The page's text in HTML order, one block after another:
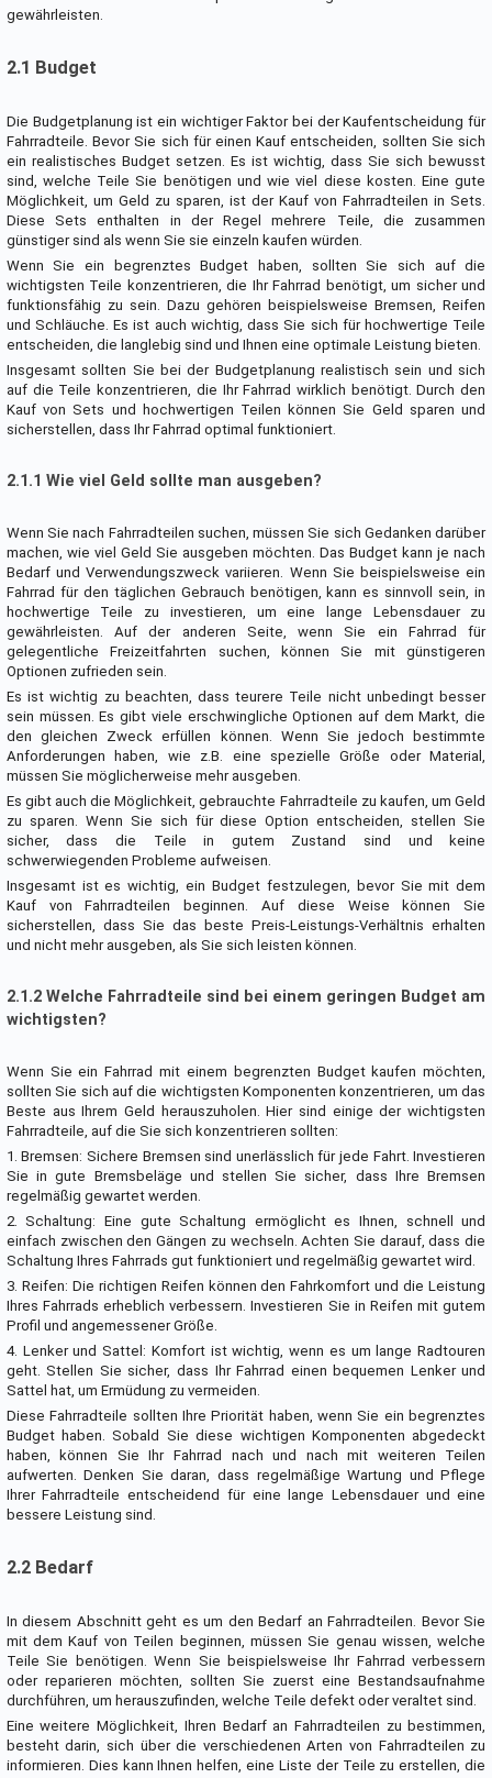
gewährleisten.
2.1 Budget
Die Budgetplanung ist ein wichtiger Faktor bei der Kaufentscheidung für
Fahrradteile. Bevor Sie sich für einen Kauf entscheiden, sollten Sie sich
ein realistisches Budget setzen. Es ist wichtig, dass Sie sich bewusst
sind, welche Teile Sie benötigen und wie viel diese kosten. Eine gute
Möglichkeit, um Geld zu sparen, ist der Kauf von Fahrradteilen in Sets.
Diese Sets enthalten in der Regel mehrere Teile, die zusammen
günstiger sind als wenn Sie sie einzeln kaufen würden.
Wenn Sie ein begrenztes Budget haben, sollten Sie sich auf die
wichtigsten Teile konzentrieren, die Ihr Fahrrad benötigt, um sicher und
funktionsfähig zu sein. Dazu gehören beispielsweise Bremsen, Reifen
und Schläuche. Es ist auch wichtig, dass Sie sich für hochwertige Teile
entscheiden, die langlebig sind und Ihnen eine optimale Leistung bieten.
Insgesamt sollten Sie bei der Budgetplanung realistisch sein und sich
auf die Teile konzentrieren, die Ihr Fahrrad wirklich benötigt. Durch den
Kauf von Sets und hochwertigen Teilen können Sie Geld sparen und
sicherstellen, dass Ihr Fahrrad optimal funktioniert.
2.1.1 Wie viel Geld sollte man ausgeben?
Wenn Sie nach Fahrradteilen suchen, müssen Sie sich Gedanken darüber
machen, wie viel Geld Sie ausgeben möchten. Das Budget kann je nach
Bedarf und Verwendungszweck variieren. Wenn Sie beispielsweise ein
Fahrrad für den täglichen Gebrauch benötigen, kann es sinnvoll sein, in
hochwertige Teile zu investieren, um eine lange Lebensdauer zu
gewährleisten. Auf der anderen Seite, wenn Sie ein Fahrrad für
gelegentliche Freizeitfahrten suchen, können Sie mit günstigeren
Optionen zufrieden sein.
Es ist wichtig zu beachten, dass teurere Teile nicht unbedingt besser
sein müssen. Es gibt viele erschwingliche Optionen auf dem Markt, die
den gleichen Zweck erfüllen können. Wenn Sie jedoch bestimmte
Anforderungen haben, wie z.B. eine spezielle Größe oder Material,
müssen Sie möglicherweise mehr ausgeben.
Es gibt auch die Möglichkeit, gebrauchte Fahrradteile zu kaufen, um Geld
zu sparen. Wenn Sie sich für diese Option entscheiden, stellen Sie
sicher, dass die Teile in gutem Zustand sind und keine
schwerwiegenden Probleme aufweisen.
Insgesamt ist es wichtig, ein Budget festzulegen, bevor Sie mit dem
Kauf von Fahrradteilen beginnen. Auf diese Weise können Sie
sicherstellen, dass Sie das beste Preis-Leistungs-Verhältnis erhalten
und nicht mehr ausgeben, als Sie sich leisten können.
2.1.2 Welche Fahrradteile sind bei einem geringen Budget am
wichtigsten?
Wenn Sie ein Fahrrad mit einem begrenzten Budget kaufen möchten,
sollten Sie sich auf die wichtigsten Komponenten konzentrieren, um das
Beste aus Ihrem Geld herauszuholen. Hier sind einige der wichtigsten
Fahrradteile, auf die Sie sich konzentrieren sollten:
1. Bremsen: Sichere Bremsen sind unerlässlich für jede Fahrt. Investieren
Sie in gute Bremsbeläge und stellen Sie sicher, dass Ihre Bremsen
regelmäßig gewartet werden.
2. Schaltung: Eine gute Schaltung ermöglicht es Ihnen, schnell und
einfach zwischen den Gängen zu wechseln. Achten Sie darauf, dass die
Schaltung Ihres Fahrrads gut funktioniert und regelmäßig gewartet wird.
3. Reifen: Die richtigen Reifen können den Fahrkomfort und die Leistung
Ihres Fahrrads erheblich verbessern. Investieren Sie in Reifen mit gutem
Profil und angemessener Größe.
4. Lenker und Sattel: Komfort ist wichtig, wenn es um lange Radtouren
geht. Stellen Sie sicher, dass Ihr Fahrrad einen bequemen Lenker und
Sattel hat, um Ermüdung zu vermeiden.
Diese Fahrradteile sollten Ihre Priorität haben, wenn Sie ein begrenztes
Budget haben. Sobald Sie diese wichtigen Komponenten abgedeckt
haben, können Sie Ihr Fahrrad nach und nach mit weiteren Teilen
aufwerten. Denken Sie daran, dass regelmäßige Wartung und Pflege
Ihrer Fahrradteile entscheidend für eine lange Lebensdauer und eine
bessere Leistung sind.
2.2 Bedarf
In diesem Abschnitt geht es um den Bedarf an Fahrradteilen. Bevor Sie
mit dem Kauf von Teilen beginnen, müssen Sie genau wissen, welche
Teile Sie benötigen. Wenn Sie beispielsweise Ihr Fahrrad verbessern
oder reparieren möchten, sollten Sie zuerst eine Bestandsaufnahme
durchführen, um herauszufinden, welche Teile defekt oder veraltet sind.
Eine weitere Möglichkeit, Ihren Bedarf an Fahrradteilen zu bestimmen,
besteht darin, sich über die verschiedenen Arten von Fahrradteilen zu
informieren. Dies kann Ihnen helfen, eine Liste der Teile zu erstellen, die